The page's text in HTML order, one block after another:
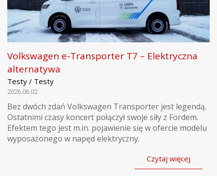
Volkswagen e-Transporter T7 – Elektryczna
alternatywa
Testy / Testy
2026.06.02
Bez dwóch zdań Volkswagen Transporter jest legendą.
Ostatnimi czasy koncert połączył swoje siły z Fordem.
Efektem tego jest m.in. pojawienie się w ofercie modelu
wyposażonego w napęd elektryczny.
Czytaj więcej